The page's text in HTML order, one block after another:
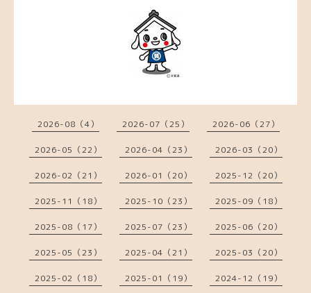
2026-08（4） 2026-07（25） 2026-06（27）
2026-05（22） 2026-04（23） 2026-03（20）
2026-02（21） 2026-01（20） 2025-12（20）
2025-11（18） 2025-10（23） 2025-09（18）
2025-08（17） 2025-07（23） 2025-06（20）
2025-05（23） 2025-04（21） 2025-03（20）
2025-02（18） 2025-01（19） 2024-12（19）